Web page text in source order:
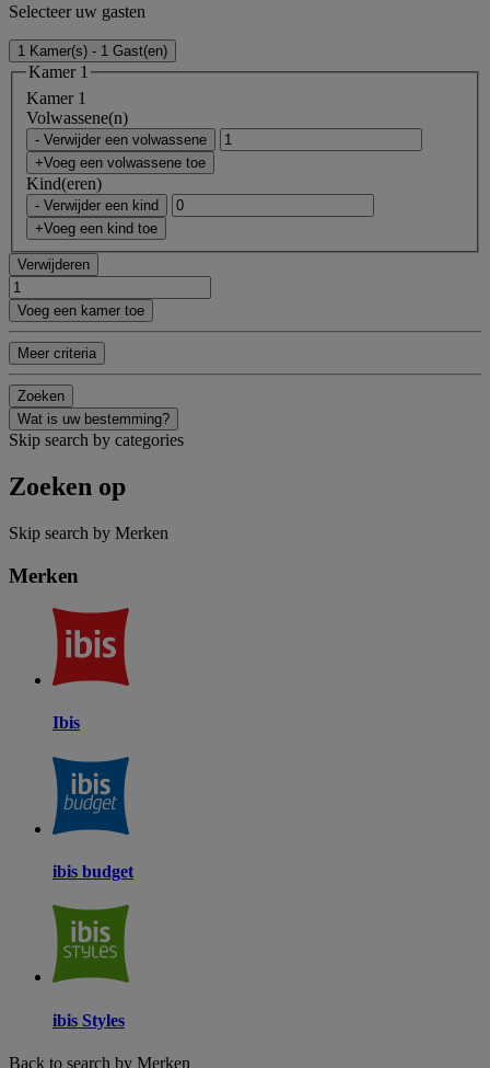
Selecteer uw gasten
1 Kamer(s) - 1 Gast(en)
Kamer 1
Kamer 1
Volwassene(n)
- Verwijder een volwassene
+Voeg een volwassene toe
Kind(eren)
- Verwijder een kind
+Voeg een kind toe
Verwijderen
Voeg een kamer toe
Meer criteria
Zoeken
Wat is uw bestemming?
Skip search by categories
Zoeken op
Skip search by Merken
Merken
Ibis
ibis budget
ibis Styles
Back to search by Merken